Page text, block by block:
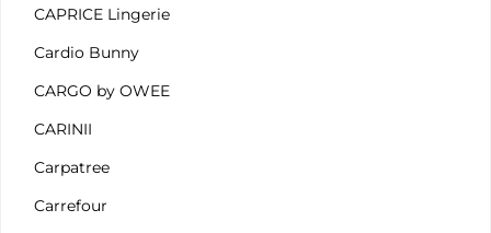
CAPRICE Lingerie
Cardio Bunny
CARGO by OWEE
CARINII
Carpatree
Carrefour